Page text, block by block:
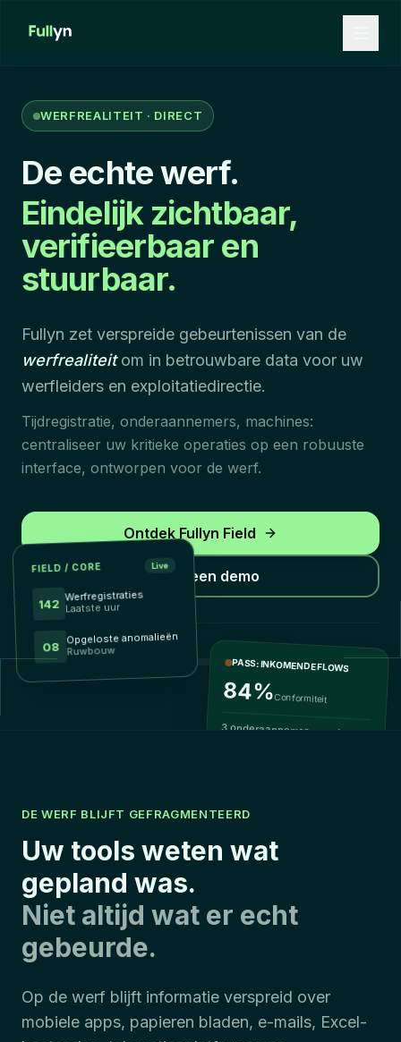
WERFREALITEIT · DIRECT
De echte werf.
Eindelijk zichtbaar,
verifieerbaar en
stuurbaar.
Fullyn zet verspreide gebeurtenissen van de
werfrealiteitom in betrouwbare data voor uw
werfleiders en exploitatiedirectie.
Tijdregistratie, onderaannemers, machines:
centraliseer uw kritieke operaties op een robuuste
interface, ontworpen voor de werf.
Ontdek Fullyn Field
Vraag een demo
BOUW & AFWERKING
PASS: INKOMENDE FLOWS
84%Conformiteit
3 onderaannemers wachten
FIELD / CORE Live
142
Werfregistraties
Laatste uur
08
Opgeloste anomalieën
Ruwbouw
DE WERF BLIJFT GEFRAGMENTEERD
Uw tools weten wat
gepland was.
Niet altijd wat er echt
gebeurde.
Op de werf blijft informatie verspreid over
mobiele apps, papieren bladen, e-mails, Excel-